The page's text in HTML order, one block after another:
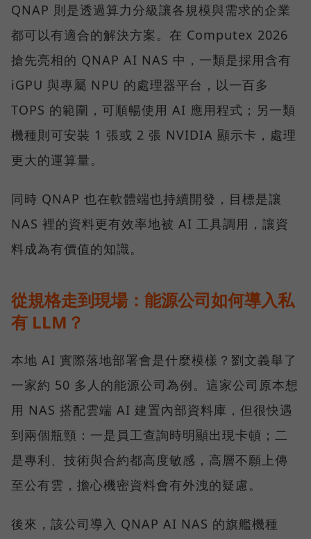
QNAP 則是透過算力分級讓各規模與需求的企業
都可以有適合的解決方案。在 Computex 2026
搶先亮相的 QNAP AI NAS 中，一類是採用含有
iGPU 與專屬 NPU 的處理器平台，以一百多
TOPS 的範圍，可順暢使用 AI 應用程式；另一類
機種則可安裝 1 張或 2 張 NVIDIA 顯示卡，處理
更大的運算量。
同時 QNAP 也在軟體端也持續開發，目標是讓
NAS 裡的資料更有效率地被 AI 工具調用，讓資
料成為有價值的知識。
從規格走到現場：能源公司如何導入私
有 LLM？
本地 AI 實際落地部署會是什麼模樣？劉文義舉了
一家約 50 多人的能源公司為例。這家公司原本想
用 NAS 搭配雲端 AI 建置內部資料庫，但很快遇
到兩個瓶頸：一是員工查詢時明顯出現卡頓；二
是專利、技術與合約都高度敏感，高層不願上傳
至公有雲，擔心機密資料會有外洩的疑慮。
後來，該公司導入 QNAP AI NAS 的旗艦機種